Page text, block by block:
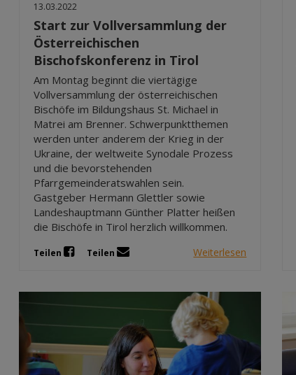
13.03.2022
Start zur Vollversammlung der
Österreichischen
Bischofskonferenz in Tirol
Am Montag beginnt die viertägige
Vollversammlung der österreichischen
Bischöfe im Bildungshaus St. Michael in
Matrei am Brenner. Schwerpunktthemen
werden unter anderem der Krieg in der
Ukraine, der weltweite Synodale Prozess
und die bevorstehenden
Pfarrgemeinderatswahlen sein.
Gastgeber Hermann Glettler sowie
Landeshauptmann Günther Platter heißen
die Bischöfe in Tirol herzlich willkommen.
Teilen Teilen Weiterlesen